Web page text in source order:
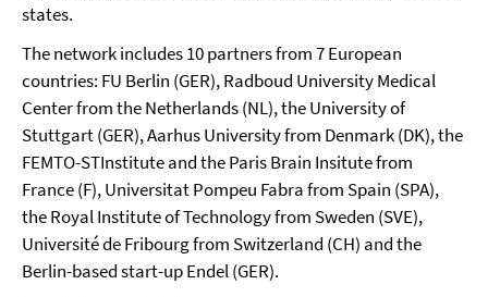
states.
The network includes 10 partners from 7 European
countries: FU Berlin (GER), Radboud University Medical
Center from the Netherlands (NL), the University of
Stuttgart (GER), Aarhus University from Denmark (DK), the
FEMTO-STInstitute and the Paris Brain Insitute from
France (F), Universitat Pompeu Fabra from Spain (SPA),
the Royal Institute of Technology from Sweden (SVE),
Université de Fribourg from Switzerland (CH) and the
Berlin-based start-up Endel (GER).